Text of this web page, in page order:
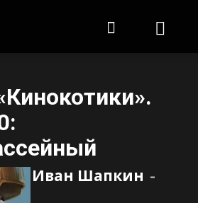
Иван Шапкин -